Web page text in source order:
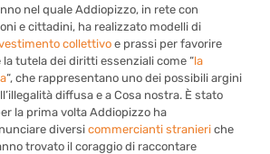
nel quale Addiopizzo, in rete con
e cittadini, ha realizzato modelli di
collettivoe prassi per favorire
la tutela dei diritti essenziali come “la
“, che rappresentano uno dei possibili argini
diffusa e a Cosa nostra. È stato
la prima volta Addiopizzo ha
diversicommercianti stranieri che
trovato il coraggio di raccontare